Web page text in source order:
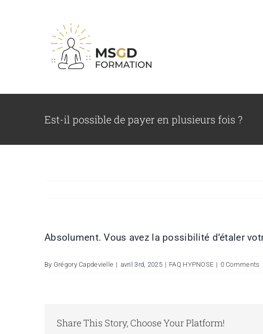
Est-il possible de payer en plusieurs fois ?
Absolument. Vous avez la possibilité d’étaler
By Grégory Capdevielle | avril 3rd, 2025 | FAQ HYPNOSE | 0 Comments
Share This Story, Choose Your Platform!